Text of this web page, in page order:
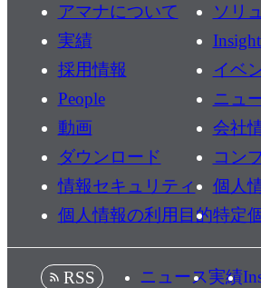
アマナについて
ソリ
実績
採用情報
イベ
People
ニュ
動画
会社
ダウンロード
コン
情報セキュリティ
個人
個人情報の利用目的特定
RSS ニュース実績